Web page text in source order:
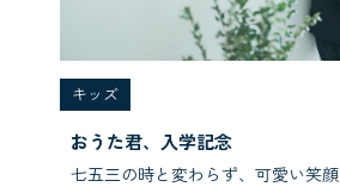
キッズ
おうた君、入学記念
七五三の時と変わらず、可愛い笑